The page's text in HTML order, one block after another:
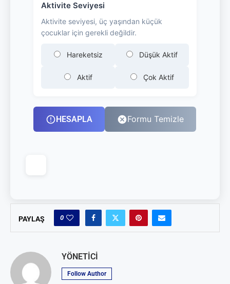
Aktivite Seviyesi
Aktivite seviyesi, üç yaşından küçük
çocuklar için gerekli değildir.
Hareketsiz Düşük Aktif
Aktif Çok Aktif
HESAPLA Formu Temizle
PAYLAŞ 0
YÖNETICI
Follow Author